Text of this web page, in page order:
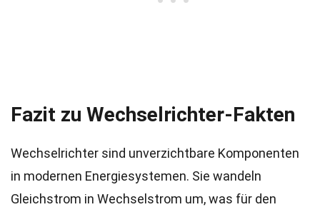
Fazit zu Wechselrichter-Fakten
Wechselrichter sind unverzichtbare Komponenten
in modernen Energiesystemen. Sie wandeln
Gleichstrom in Wechselstrom um, was für den